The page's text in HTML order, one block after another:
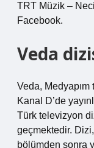
TRT Müzik –
Facebook.
Veda
Veda, Medyapım
Kanal D’de
Türk televizyon
geçmektedir.
bölümden sonra